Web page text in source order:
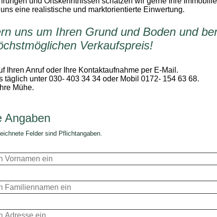
eine realistische und marktorientierte Einwertung.
uns um Ihren Grund und Boden und
Verkaufspreis!
Ihren Anruf oder Ihre Kontaktaufnahme per E-Mail.
täglich unter 030- 403 34 34 oder Mobil 0172- 154 63 68.
Mühe.
Angaben
Felder sind Pflichtangaben.